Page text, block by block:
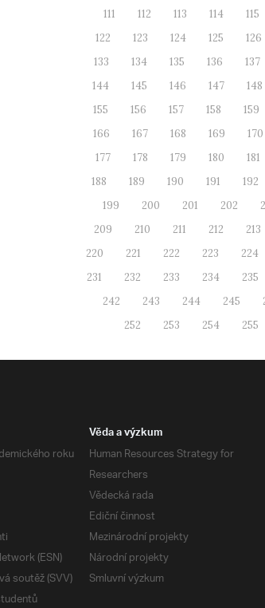
111
112 113 114 115
122
123 124 125 126
133
134 135 136 137
144
145 146 147 148
155
156 157 158 159
166
167 168 169 170
177
178 179 180 181
188
189 190 191 192
199
200 201 202
209
210 211 212 213
220
221 222 223 224
231
232 233 234 235
242
243 244 245
252
253 254 255
roku
(ESN)
soutěž (SVV)
Věda a výzkum
Human Resources Strategy for
Researchers
Vědecká rada
Ediční činnost
Mezinárodní projekty
Národní projekty
Smluvní výzkum